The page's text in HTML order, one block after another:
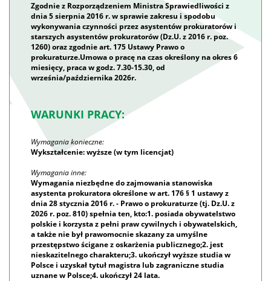
Zgodnie z Rozporządzeniem Ministra Sprawiedliwości z
dnia 5 sierpnia 2016 r. w sprawie zakresu i spodobu
wykonywania czynności przez asystentów prokuratorów i
starszych asystentów prokuratorów (Dz.U. z 2016 r. poz.
1260) oraz zgodnie art. 175 Ustawy Prawo o
prokuraturze.Umowa o pracę na czas określony na okres 6
miesięcy, praca w godz. 7.30-15.30, od
września/października 2026r.
WARUNKI PRACY:
Wymagania konieczne:
Wykształcenie: wyższe (w tym licencjat)
Wymagania inne:
Wymagania niezbędne do zajmowania stanowiska
asystenta prokuratora określone w art. 176 § 1 ustawy z
dnia 28 stycznia 2016 r. - Prawo o prokuraturze (tj. Dz.U. z
2026 r. poz. 810) spełnia ten, kto:1. posiada obywatelstwo
polskie i korzysta z pełni praw cywilnych i obywatelskich,
a także nie był prawomocnie skazany za umyślne
przestępstwo ścigane z oskarżenia publicznego;2. jest
nieskazitelnego charakteru;3. ukończył wyższe studia w
Polsce i uzyskał tytuł magistra lub zagraniczne studia
uznane w Polsce;4. ukończył 24 lata.